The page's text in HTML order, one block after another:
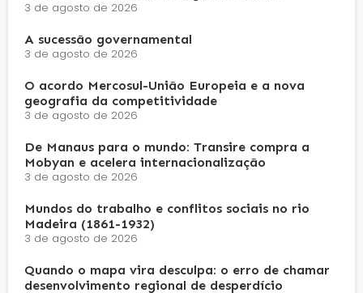
3 de agosto de 2026
A sucessão governamental
3 de agosto de 2026
O acordo Mercosul-União Europeia e a nova
geografia da competitividade
3 de agosto de 2026
De Manaus para o mundo: Transire compra a
Mobyan e acelera internacionalização
3 de agosto de 2026
Mundos do trabalho e conflitos sociais no rio
Madeira (1861-1932)
3 de agosto de 2026
Quando o mapa vira desculpa: o erro de chamar
desenvolvimento regional de desperdício